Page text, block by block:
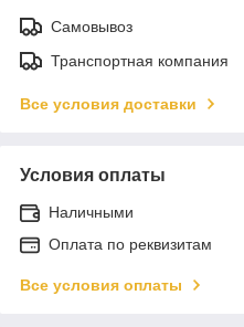
Самовывоз
Транспортная компания
Все условия доставки
Условия оплаты
Наличными
Оплата по реквизитам
Все условия оплаты